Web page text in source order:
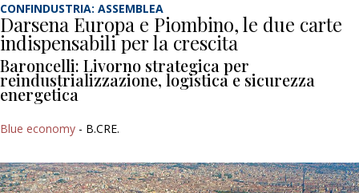
CONFINDUSTRIA: ASSEMBLEA
Darsena Europa e Piombino, le due carte
indispensabili per la crescita
Baroncelli: Livorno strategica per
reindustrializzazione, logistica e sicurezza
energetica
Blue economy - B.CRE.